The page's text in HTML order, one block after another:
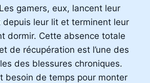
gamers, eux, lancent leur
depuis leur lit et terminent leur
dormir. Cette absence totale
de récupération est l’une des
des blessures chroniques.
besoin de temps pour monter